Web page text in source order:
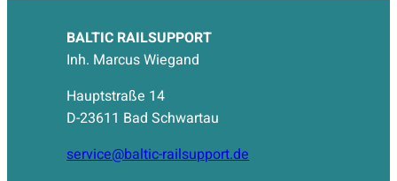
BALTIC RAILSUPPORT
Inh. Marcus Wiegand
Hauptstraße 14
D-23611 Bad Schwartau
service@baltic-railsupport.de